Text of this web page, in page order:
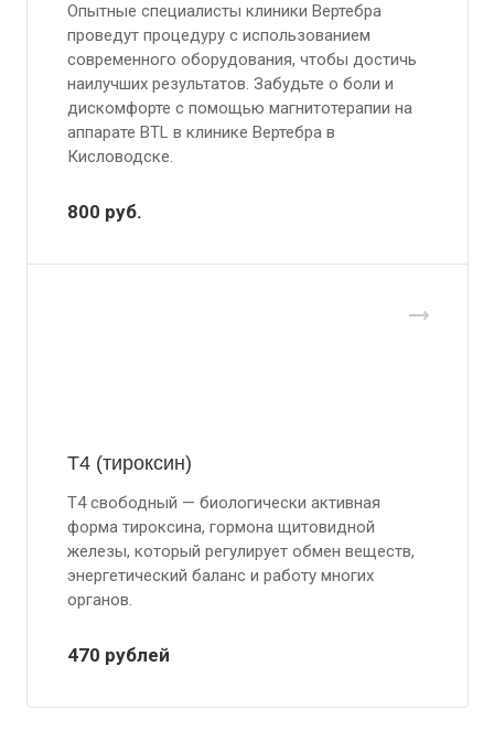
Опытные специалисты клиники Вертебра
проведут процедуру с использованием
современного оборудования, чтобы достичь
наилучших результатов. Забудьте о боли и
дискомфорте с помощью магнитотерапии на
аппарате BTL в клинике Вертебра в
Кисловодске.
800 руб.
Т4 (тироксин)
Т4 свободный — биологически активная
форма тироксина, гормона щитовидной
железы, который регулирует обмен веществ,
энергетический баланс и работу многих
органов.
470 рублей